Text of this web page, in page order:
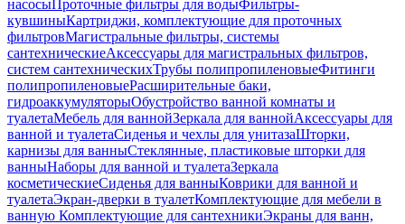
насосыПроточные фильтры для водыФильтры-
кувшиныКартриджи, комплектующие для проточных
фильтровМагистральные фильтры, системы
сантехническиеАксессуары для магистральных фильтров,
систем сантехническихТрубы полипропиленовыеФитинги
полипропиленовыеРасширительные баки,
гидроаккумуляторыОбустройство ванной комнаты и
туалетаМебель для ваннойЗеркала для ваннойАксессуары для
ванной и туалетаСиденья и чехлы для унитазаШторки,
карнизы для ванныСтеклянные, пластиковые шторки для
ванныНаборы для ванной и туалетаЗеркала
косметическиеСиденья для ванныКоврики для ванной и
туалетаЭкран-дверки в туалетКомплектующие для мебели в
ванную Комплектующие для сантехникиЭкраны для ванн,